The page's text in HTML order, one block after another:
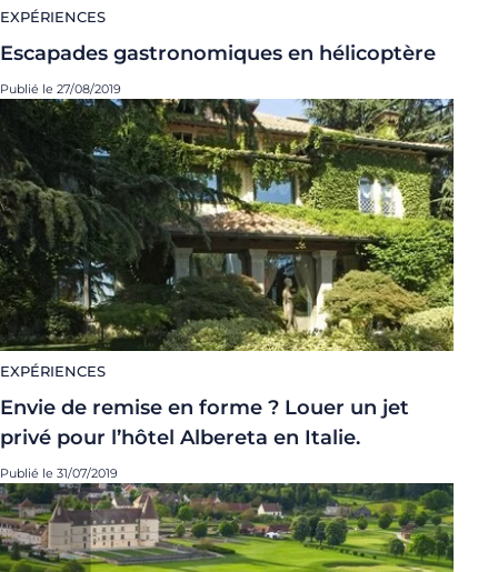
EXPÉRIENCES
Escapades gastronomiques en hélicoptère
Publié le 27/08/2019
EXPÉRIENCES
Envie de remise en forme ? Louer un jet
privé pour l’hôtel Albereta en Italie.
Publié le 31/07/2019